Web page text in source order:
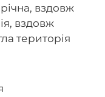
вздовж
вздовж
територія